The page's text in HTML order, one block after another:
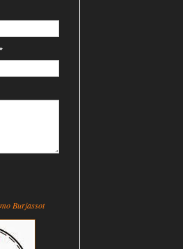
*
Burjassot